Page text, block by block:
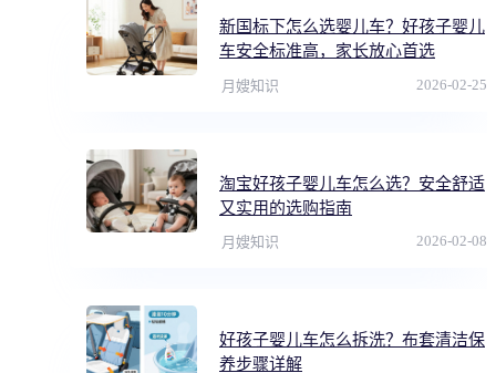
新国标下怎么选婴儿车？好孩子婴儿
车安全标准高，家长放心首选
月嫂知识 2026-02-25
淘宝好孩子婴儿车怎么选？安全舒适
又实用的选购指南
月嫂知识 2026-02-08
好孩子婴儿车怎么拆洗？布套清洁保
养步骤详解